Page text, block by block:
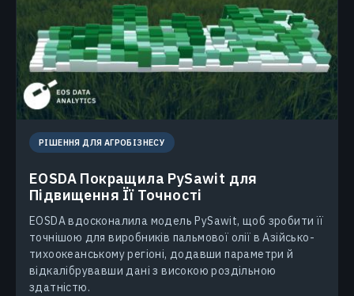
РІШЕННЯ ДЛЯ АГРОБІЗНЕСУ
EOSDA Покращила PySawit для
Підвищення Її Точності
EOSDA вдосконалила модель PySawit, щоб зробити її
точнішою для виробників пальмової олії в Азійсько-
тихоокеанському регіоні, додавши параметри й
відкалібрувавши дані з високою роздільною
здатністю.